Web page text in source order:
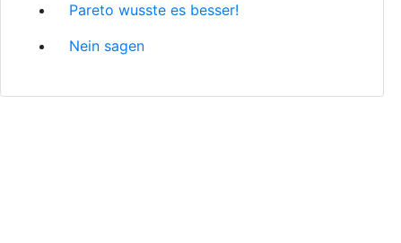
Pareto wusste es besser!
Nein sagen